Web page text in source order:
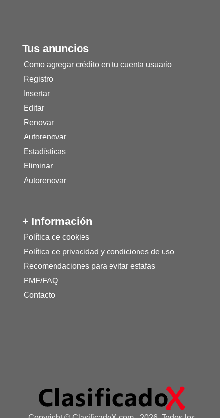
Tus anuncios
Como agregar crédito en tu cuenta usuario
Registro
Insertar
Editar
Renovar
Autorenovar
Estadísticas
Eliminar
Autorenovar
+ Información
Política de cookies
Política de privacidad y condiciones de uso
Recomendaciones para evitar estafas
PMF/FAQ
Contacto